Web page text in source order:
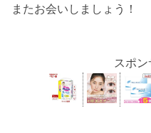
またお会いしましょう！
スポ